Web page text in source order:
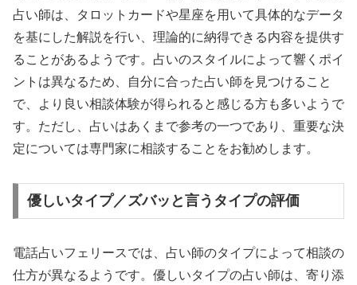
占い師は、タロットカードや星座を用いて具体的なデータ
を基にした解説を行い、理論的に納得できる内容を提供す
ることがあるようです。占いのスタイルによって響くポイ
ントは異なるため、自分に合った占い師を見つけること
で、より良い相談体験が得られると感じる方も多いようで
す。ただし、占いはあくまで参考の一つであり、重要な決
定については専門家に相談することをお勧めします。
優しいタイプ／ズバッと言うタイプの評価
電話占いフェリースでは、占い師のタイプによって相談の
仕方が異なるようです。優しいタイプの占い師は、寄り添